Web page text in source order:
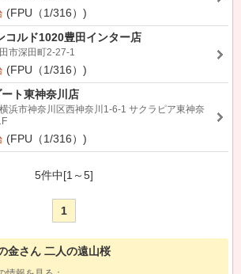
(FPU（1/316）)
コルド1020豊田インター店
市深田町2-27-1
(FPU（1/316）)
ト東神奈川店
浜市神奈川区西神奈川1-6-1 サクラピア東神奈
(FPU（1/316）)
5件中[1～5]
1
金さん 二人の遠山桜